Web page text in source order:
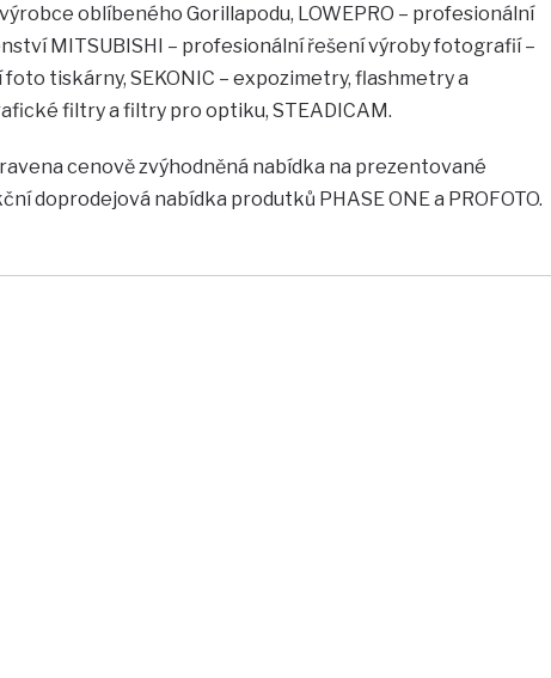
oblíbeného Gorillapodu, LOWEPRO – profesionální
MITSUBISHI – profesionální řešení výroby fotografií –
tiskárny, SEKONIC – expozimetry, flashmetry a
filtry a filtry pro optiku, STEADICAM.
cenově zvýhodněná nabídka na prezentované
doprodejová nabídka produtků PHASE ONE a PROFOTO.